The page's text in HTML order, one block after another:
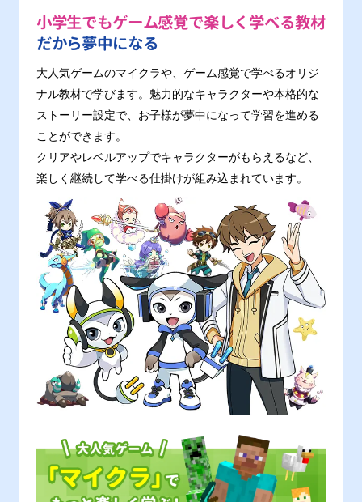
小学生でもゲーム感覚で楽しく学べる教材
だから夢中になる
大人気ゲームのマイクラや、ゲーム感覚で学べるオリジ
ナル教材で学びます。魅力的なキャラクターや本格的な
ストーリー設定で、お子様が夢中になって学習を進める
ことができます。
クリアやレベルアップでキャラクターがもらえるなど、
楽しく継続して学べる仕掛けが組み込まれています。